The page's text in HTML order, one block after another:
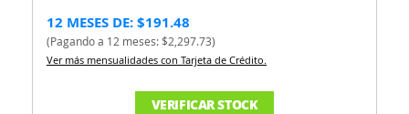
12 MESES DE: $191.48
(Pagando a 12 meses: $2,297.73)
Ver más mensualidades con Tarjeta de Crédito.
VERIFICAR STOCK